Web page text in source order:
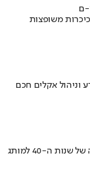
ם
משופצות
וניהול אקלים חכם
איך אסם הפכה את תקופת הצנע והמחסור הקשה של שנות ה-40 למותג